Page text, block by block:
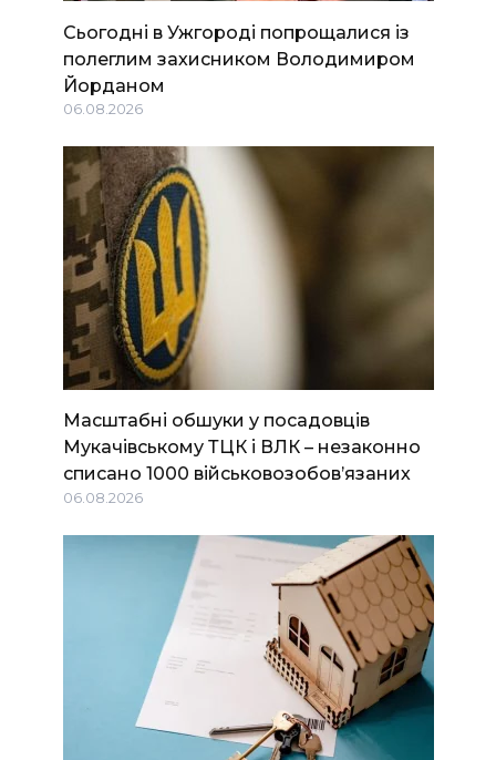
Сьогодні в Ужгороді попрощалися із
полеглим захисником Володимиром
Йорданом
06.08.2026
Масштабні обшуки у посадовців
Мукачівському ТЦК і ВЛК – незаконно
списано 1000 військовозобов’язаних
06.08.2026